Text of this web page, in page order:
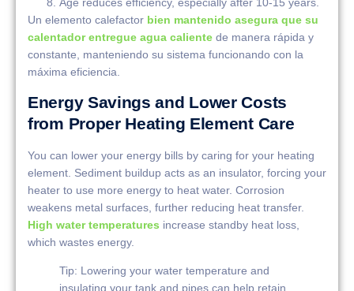
Un elemento calefactor bien mantenido asegura que su
calentador entregue agua caliente de manera rápida y
constante, manteniendo su sistema funcionando con la
máxima eficiencia.
Energy Savings and Lower Costs
from Proper Heating Element Care
You can lower your energy bills by caring for your heating
element. Sediment buildup acts as an insulator, forcing your
heater to use more energy to heat water. Corrosion
weakens metal surfaces, further reducing heat transfer.
High water temperatures increase standby heat loss,
which wastes energy.
Tip: Lowering your water temperature and
insulating your tank and pipes can help retain